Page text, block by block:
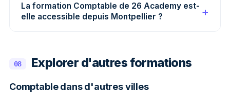
La formation Comptable de 26 Academy est-
elle accessible depuis Montpellier ?
08 Explorer d'autres formations
Comptable dans d'autres villes